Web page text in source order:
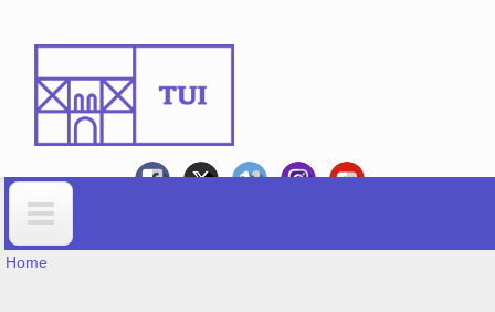
Search form
YOU ARE HERE
Home